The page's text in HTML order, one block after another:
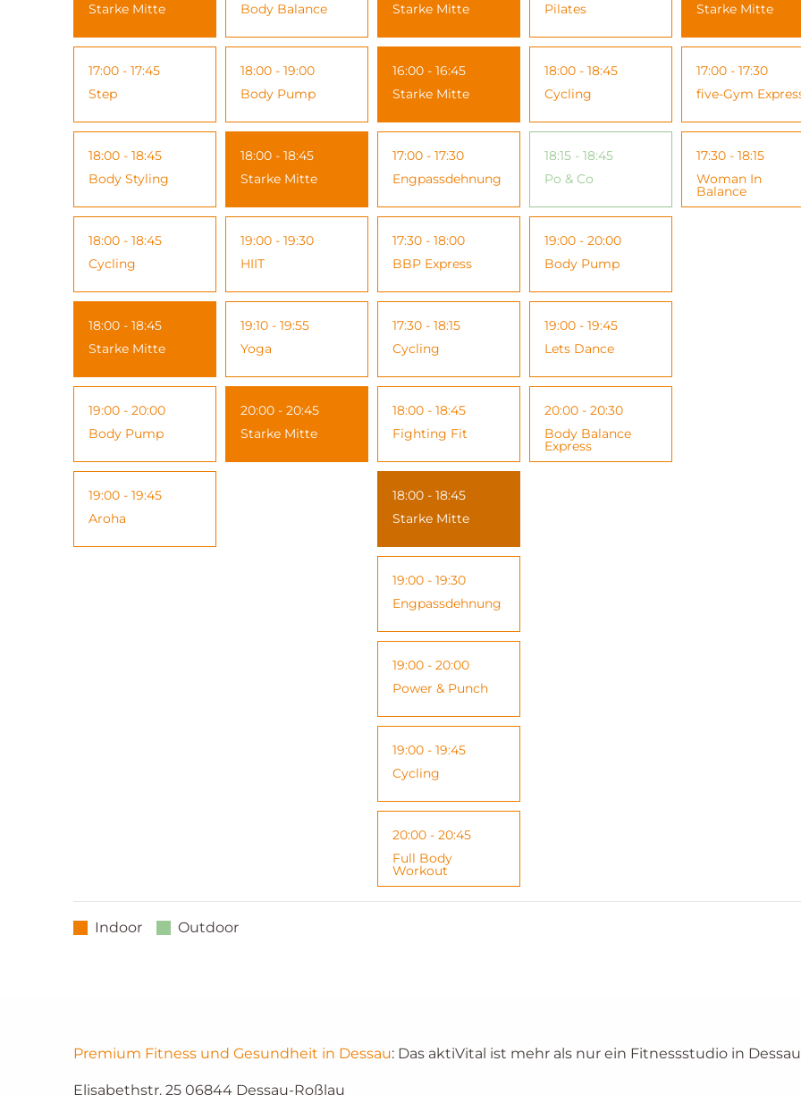
Starke Mitte
17:00 - 17:45
Step
18:00 - 18:45
Body Styling
18:00 - 18:45
Cycling
18:00 - 18:45
Starke Mitte
19:00 - 20:00
Body Pump
19:00 - 19:45
Aroha
Body Balance
18:00 - 19:00
Body Pump
18:00 - 18:45
Starke Mitte
19:00 - 19:30
HIIT
19:10 - 19:55
Yoga
20:00 - 20:45
Starke Mitte
Starke Mitte
16:00 - 16:45
Starke Mitte
17:00 - 17:30
Engpassdehnung
17:30 - 18:00
BBP Express
17:30 - 18:15
Cycling
18:00 - 18:45
Fighting Fit
18:00 - 18:45
Starke Mitte
19:00 - 19:30
Engpassdehnung
19:00 - 20:00
Power & Punch
19:00 - 19:45
Cycling
20:00 - 20:45
Full Body
Workout
Pilates
18:00 - 18:45
Cycling
18:15 - 18:45
Po & Co
19:00 - 20:00
Body Pump
19:00 - 19:45
Lets Dance
20:00 - 20:30
Body Balance
Express
Starke Mitte
17:00 - 17:30
five-Gym
17:30 - 18:15
Woman In
Balance
Indoor Outdoor
Premium Fitness und Gesundheit in Dessau: Das aktiVital ist mehr als nur ein Fitnessstudio in
Elisabethstr. 25 06844 Dessau-Roßlau